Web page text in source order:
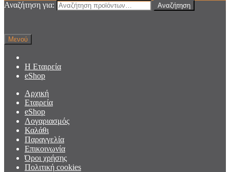
Αναζήτηση για: Αναζήτηση
Μενού
Η Εταιρεία
eShop
Αρχική
Εταιρεία
eShop
Λογαριασμός
Καλάθι
Παραγγελία
Επικοινωνία
Όροι χρήσης
Πολιτική cookies